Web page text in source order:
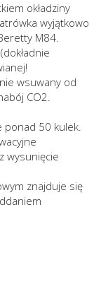
okładziny
wyjątkowo
M84.
wsuwany od
CO2.
ponad 50 kulek.
wysunięcie
znajduje się